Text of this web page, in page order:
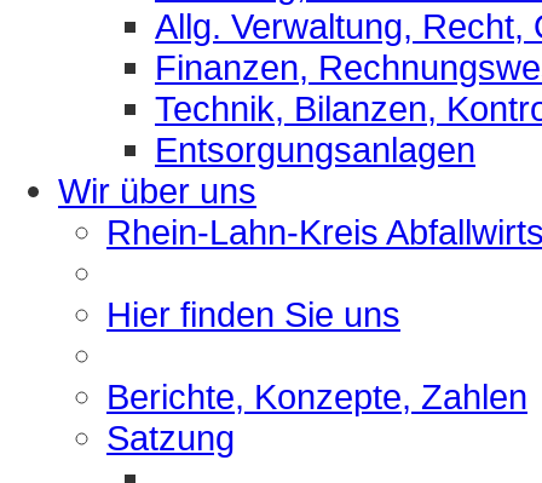
Allg. Verwaltung, Recht,
Finanzen,
Technik, Bilanzen,
Entsorgungsanlagen
Wir über uns
Rhein-Lahn-Kreis
Hier finden Sie uns
Berichte, Konzepte, Zahlen
Satzung